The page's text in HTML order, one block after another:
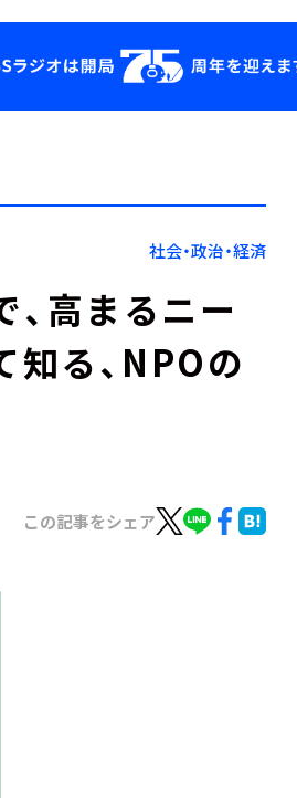
YouTube
会社情報社会・政治・経済
高まるニー
る、NPOの
この記事をシェア